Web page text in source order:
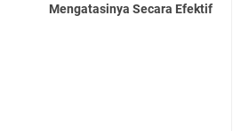
Mengatasinya Secara Efektif